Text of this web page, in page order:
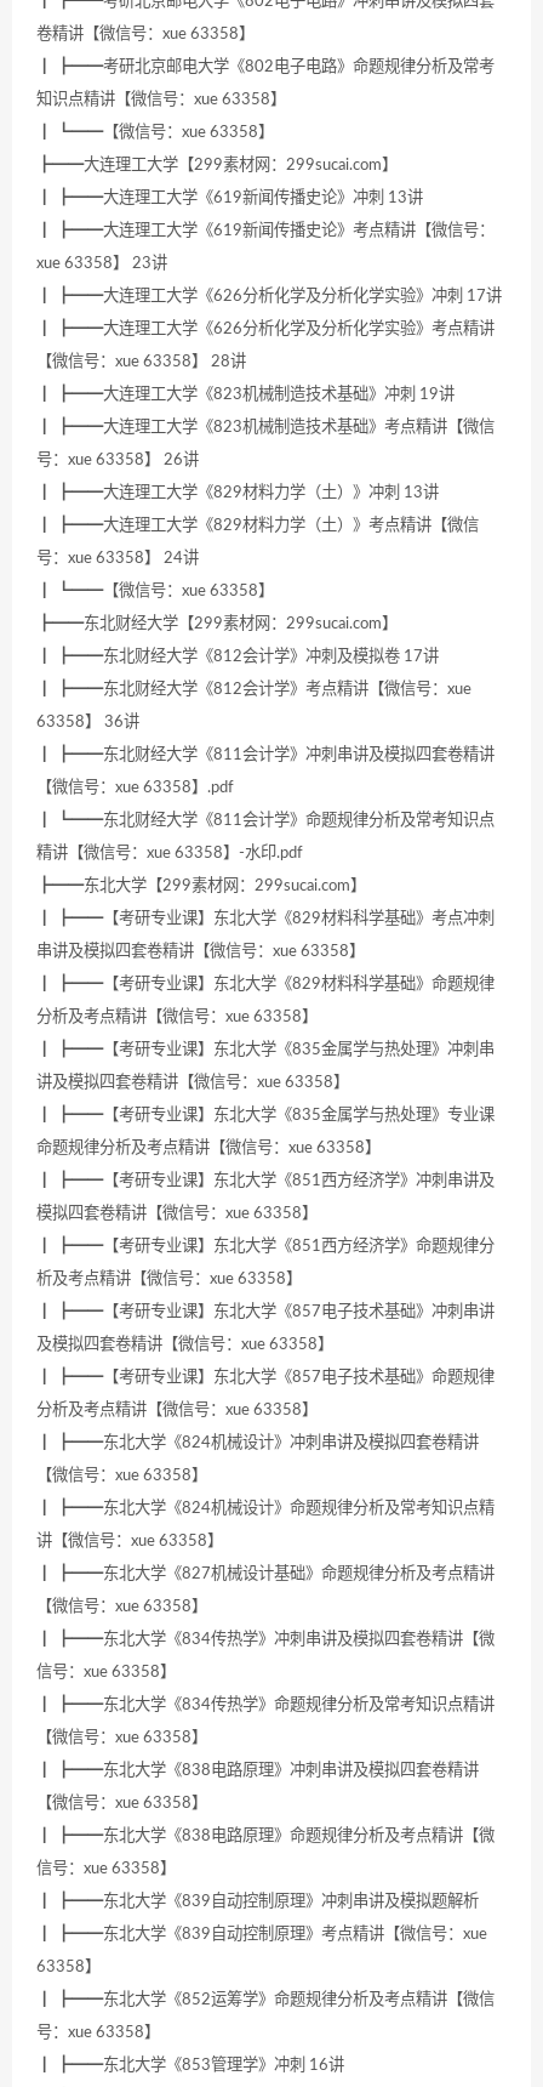
卷精讲【微信号：xue 63358】
┃ ┣━━考研北京邮电大学《802电子电路》命题规律分析及常考
知识点精讲【微信号：xue 63358】
┃ ┗━━【微信号：xue 63358】
┣━━大连理工大学【299素材网：299sucai.com】
┃ ┣━━大连理工大学《619新闻传播史论》冲刺 13讲
┃ ┣━━大连理工大学《619新闻传播史论》考点精讲【微信号：
xue 63358】 23讲
┃ ┣━━大连理工大学《626分析化学及分析化学实验》冲刺 17讲
┃ ┣━━大连理工大学《626分析化学及分析化学实验》考点精讲
【微信号：xue 63358】 28讲
┃ ┣━━大连理工大学《823机械制造技术基础》冲刺 19讲
┃ ┣━━大连理工大学《823机械制造技术基础》考点精讲【微信
号：xue 63358】 26讲
┃ ┣━━大连理工大学《829材料力学（土）》冲刺 13讲
┃ ┣━━大连理工大学《829材料力学（土）》考点精讲【微信
号：xue 63358】 24讲
┃ ┗━━【微信号：xue 63358】
┣━━东北财经大学【299素材网：299sucai.com】
┃ ┣━━东北财经大学《812会计学》冲刺及模拟卷 17讲
┃ ┣━━东北财经大学《812会计学》考点精讲【微信号：xue
63358】 36讲
┃ ┣━━东北财经大学《811会计学》冲刺串讲及模拟四套卷精讲
【微信号：xue 63358】.pdf
┃ ┗━━东北财经大学《811会计学》命题规律分析及常考知识点
精讲【微信号：xue 63358】-水印.pdf
┣━━东北大学【299素材网：299sucai.com】
┃ ┣━━【考研专业课】东北大学《829材料科学基础》考点冲刺
串讲及模拟四套卷精讲【微信号：xue 63358】
┃ ┣━━【考研专业课】东北大学《829材料科学基础》命题规律
分析及考点精讲【微信号：xue 63358】
┃ ┣━━【考研专业课】东北大学《835金属学与热处理》冲刺串
讲及模拟四套卷精讲【微信号：xue 63358】
┃ ┣━━【考研专业课】东北大学《835金属学与热处理》专业课
命题规律分析及考点精讲【微信号：xue 63358】
┃ ┣━━【考研专业课】东北大学《851西方经济学》冲刺串讲及
模拟四套卷精讲【微信号：xue 63358】
┃ ┣━━【考研专业课】东北大学《851西方经济学》命题规律分
析及考点精讲【微信号：xue 63358】
┃ ┣━━【考研专业课】东北大学《857电子技术基础》冲刺串讲
及模拟四套卷精讲【微信号：xue 63358】
┃ ┣━━【考研专业课】东北大学《857电子技术基础》命题规律
分析及考点精讲【微信号：xue 63358】
┃ ┣━━东北大学《824机械设计》冲刺串讲及模拟四套卷精讲
【微信号：xue 63358】
┃ ┣━━东北大学《824机械设计》命题规律分析及常考知识点精
讲【微信号：xue 63358】
┃ ┣━━东北大学《827机械设计基础》命题规律分析及考点精讲
【微信号：xue 63358】
┃ ┣━━东北大学《834传热学》冲刺串讲及模拟四套卷精讲【微
信号：xue 63358】
┃ ┣━━东北大学《834传热学》命题规律分析及常考知识点精讲
【微信号：xue 63358】
┃ ┣━━东北大学《838电路原理》冲刺串讲及模拟四套卷精讲
【微信号：xue 63358】
┃ ┣━━东北大学《838电路原理》命题规律分析及考点精讲【微
信号：xue 63358】
┃ ┣━━东北大学《839自动控制原理》冲刺串讲及模拟题解析
┃ ┣━━东北大学《839自动控制原理》考点精讲【微信号：xue
63358】
┃ ┣━━东北大学《852运筹学》命题规律分析及考点精讲【微信
号：xue 63358】
┃ ┣━━东北大学《853管理学》冲刺 16讲